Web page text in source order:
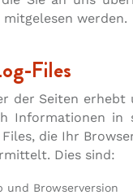
werden.
Files
der Seiten erhebt
Informationen in
die Ihr
Dies sind:
und Browserversion